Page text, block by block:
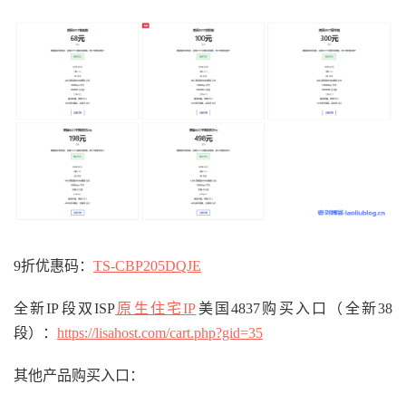
9折优惠码： TS-CBP205DQJE
全新IP段双ISP原生住宅IP 美国4837购买入口（全新38
段）： https://lisahost.com/cart.php?gid=35
其他产品购买入口：